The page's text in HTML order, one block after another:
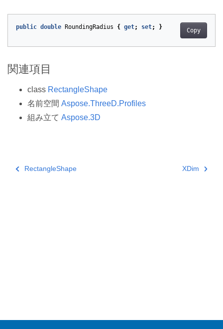
Copy
public double RoundingRadius { get; set; }
関連項目
class RectangleShape
名前空間 Aspose.ThreeD.Profiles
組み立て Aspose.3D
RectangleShape XDim